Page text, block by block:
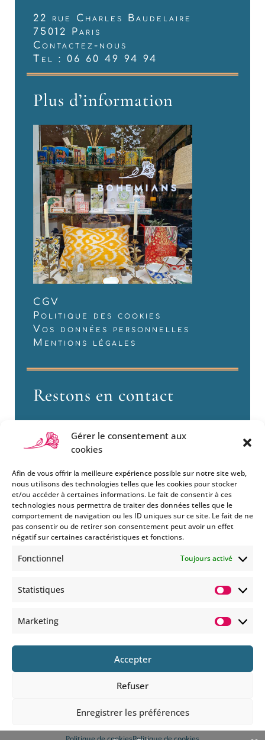
Gérer le consentement aux
cookies
Afin de vous offrir la meilleure expérience possible sur notre site web,
nous utilisons des technologies telles que les cookies pour stocker
et/ou accéder à certaines informations. Le fait de consentir à ces
technologies nous permettra de traiter des données telles que le
comportement de navigation ou les ID uniques sur ce site. Le fait de ne
pas consentir ou de retirer son consentement peut avoir un effet
négatif sur certaines caractéristiques et fonctions.
Fonctionnel Toujours activé
Statistiques
Marketing
Accepter
Refuser
Enregistrer les préférences
22 rue Charles Baudelaire
75012 Paris
Contactez-nous
Tel : 06 60 49 94 94
Plus d’information
CGV
Politique des cookies
Vos données personnelles
Mentions légales
Restons en contact
Si vous souhaitez être informés
des nouveautés et évènements
que nous organisons
abonnez-vous à notre
de nos MMS.
En savoir plus